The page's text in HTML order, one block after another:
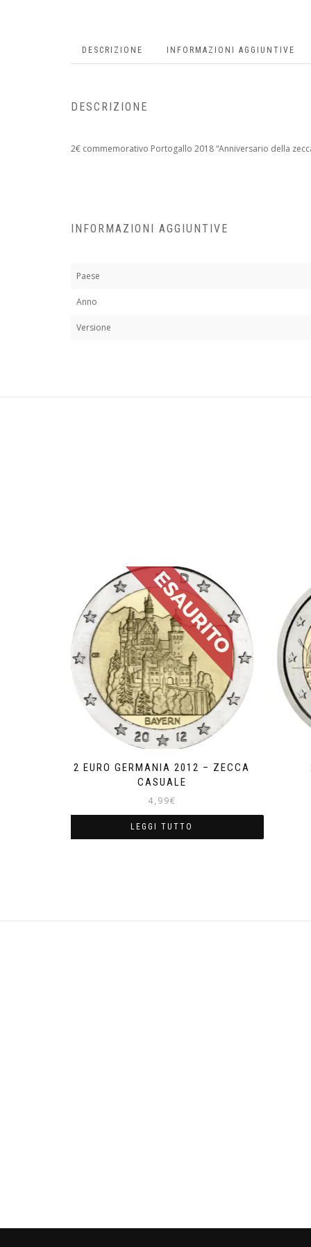
DESCRIZIONE INFORMAZIONI AGGIUNTIVE
DESCRIZIONE
2€ commemorativo Portogallo 2018 “Anniversario della
INFORMAZIONI AGGIUNTIVE
Paese
Anno
Versione
2 EURO GERMANIA 2012 – ZECCA
CASUALE
4,99€
LEGGI TUTTO